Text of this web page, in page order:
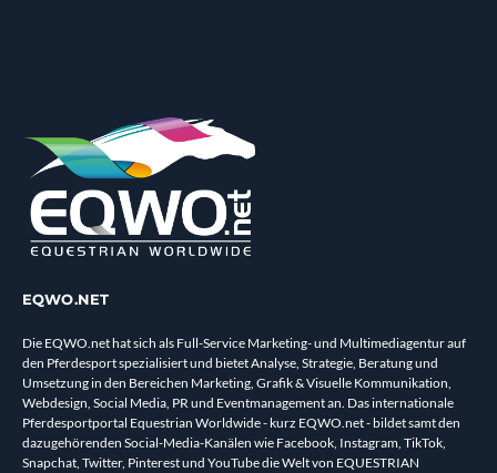
EQWO.NET
Die EQWO.net hat sich als Full-Service Marketing- und Multimediagentur auf
den Pferdesport spezialisiert und bietet Analyse, Strategie, Beratung und
Umsetzung in den Bereichen Marketing, Grafik & Visuelle Kommunikation,
Webdesign, Social Media, PR und Eventmanagement an. Das internationale
Pferdesportportal Equestrian Worldwide - kurz EQWO.net - bildet samt den
dazugehörenden Social-Media-Kanälen wie Facebook, Instagram, TikTok,
Snapchat, Twitter, Pinterest und YouTube die Welt von EQUESTRIAN